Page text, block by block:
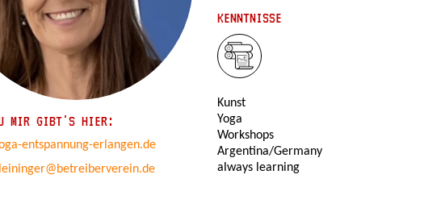
MIR GIBT'S HIER:
entspannung-erlangen.de
KENNTNISSE
Kunst
Yoga
Workshops
Argentina/Germany
always learning